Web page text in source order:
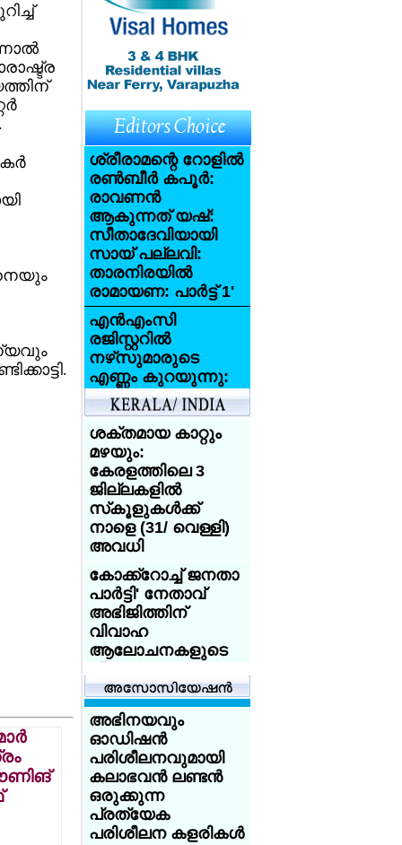
ശ്രീരാമന്റെ റോളില്‍
രണ്‍ബീര്‍ കപൂര്‍:
രാവണന്‍
ആകുന്നത് യഷ്:
സീതാദേവിയായി
സായ് പല്ലവി:
താരനിരയില്‍
രാമായണ: പാര്‍ട്ട് 1'
എന്‍എംസി
രജിസ്റ്ററില്‍
നഴ്‌സുമാരുടെ
എണ്ണം കുറയുന്നു:
അതായത്
യുകെയിലേക്ക്
വരാന്‍ നഴ്‌സുമാര്‍
ഇല്ലാവുകയാണോ
?
ബാന്‍ഡ് 5
നഴ്‌സില്‍നിന്ന്
ന്യൂറോളജി ലീഡ്
നഴ്‌സിലേക്ക്;
എന്‍എച്ച്എസില്‍
അഭിമാനമായി
ഷൈനി ബേസില്‍
ആറുമാസത്തില്‍
3.05 ലക്ഷം സ്ത്രീകള്‍;
സൗജന്യ
അടിയന്തര
ഗര്‍ഭനിരോധന
പദ്ധതിക്ക് വന്‍
സ്വീകാര്യത
കോക്ക്‌റോച്ച് ജനതാ
പാര്‍ട്ടി' നേതാവ്
അഭിജിത്തിന്
വിവാഹ
ശക്തമായ കാറ്റും
മഴയും:
കേരളത്തിലെ 3
ജില്ലകളില്‍
സ്‌കൂളുകള്‍ക്ക്
നാളെ (31/ വെള്ളി)
അവധി
കോക്ക്‌റോച്ച് ജനതാ
പാര്‍ട്ടി' നേതാവ്
അഭിജിത്തിന്
വിവാഹ
ആലോചനകളുടെ
ചെറുപ്പക്കാരിലേക്ക്
ഇറങ്ങിച്ചെല്ലാന്‍
കേന്ദ്രത്തിലെ
ബിജെപി മന്ത്രിമാര്‍
ഇന്‍സ്റ്റഗ്രാമിലൂടെ
ഡിജിറ്റല്‍ പ്രചരണം
ശക്തമാക്കി
ടൂറിസ്റ്റ് കേന്ദ്രമായ
അഭിനയവും
ഓഡിഷന്‍
പരിശീലനവുമായി
കലാഭവന്‍ ലണ്ടന്‍
ഒരുക്കുന്ന
പ്രത്യേക
പരിശീലന കളരികള്‍